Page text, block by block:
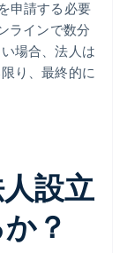
申請する必要
ラインで数分
場合、法人は
り、最終的に
設立
？